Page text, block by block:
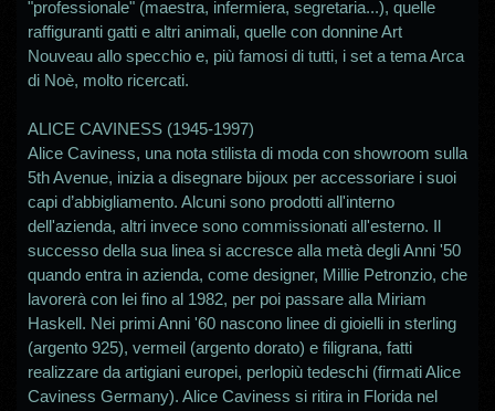
"professionale" (maestra, infermiera, segretaria...), quelle
raffiguranti gatti e altri animali, quelle con donnine Art
Nouveau allo specchio e, più famosi di tutti, i set a tema Arca
di Noè, molto ricercati.
ALICE CAVINESS (1945-1997)
Alice Caviness, una nota stilista di moda con showroom sulla
5th Avenue, inizia a disegnare bijoux per accessoriare i suoi
capi d’abbigliamento. Alcuni sono prodotti all'interno
dell'azienda, altri invece sono commissionati all'esterno. Il
successo della sua linea si accresce alla metà degli Anni '50
quando entra in azienda, come designer, Millie Petronzio, che
lavorerà con lei fino al 1982, per poi passare alla Miriam
Haskell. Nei primi Anni '60 nascono linee di gioielli in sterling
(argento 925), vermeil (argento dorato) e filigrana, fatti
realizzare da artigiani europei, perlopiù tedeschi (firmati Alice
Caviness Germany). Alice Caviness si ritira in Florida nel